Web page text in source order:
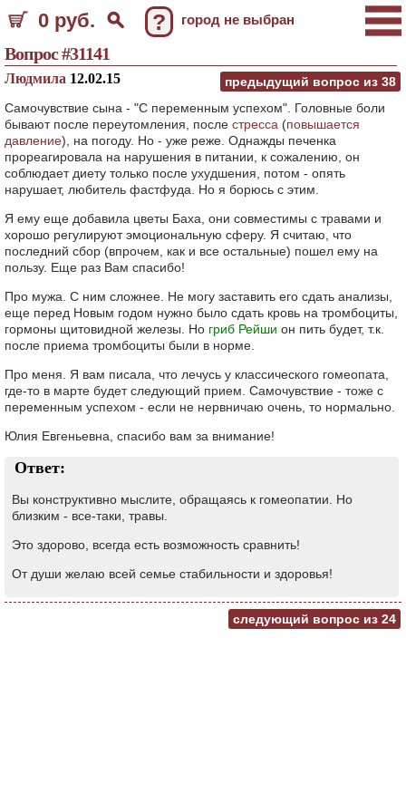
0 руб. ? город не выбран
Вопрос #31141
предыдущий вопрос из 38
Людмила 12.02.15
Самочувствие сына - "С переменным успехом". Головные боли
бывают после переутомления, после стресса (повышается
давление), на погоду. Но - уже реже. Однажды печенка
прореагировала на нарушения в питании, к сожалению, он
соблюдает диету только после ухудшения, потом - опять
нарушает, любитель фастфуда. Но я борюсь с этим.
Я ему еще добавила цветы Баха, они совместимы с травами и
хорошо регулируют эмоциональную сферу. Я считаю, что
последний сбор (впрочем, как и все остальные) пошел ему на
пользу. Еще раз Вам спасибо!
Про мужа. С ним сложнее. Не могу заставить его сдать анализы,
еще перед Новым годом нужно было сдать кровь на тромбоциты,
гормоны щитовидной железы. Но гриб Рейши он пить будет, т.к.
после приема тромбоциты были в норме.
Про меня. Я вам писала, что лечусь у классического гомеопата,
где-то в марте будет следующий прием. Самочувствие - тоже с
переменным успехом - если не нервничаю очень, то нормально.
Юлия Евгеньевна, спасибо вам за внимание!
Ответ:
Вы конструктивно мыслите, обращаясь к гомеопатии. Но
близким - все-таки, травы.
Это здорово, всегда есть возможность сравнить!
От души желаю всей семье стабильности и здоровья!
следующий вопрос из 24